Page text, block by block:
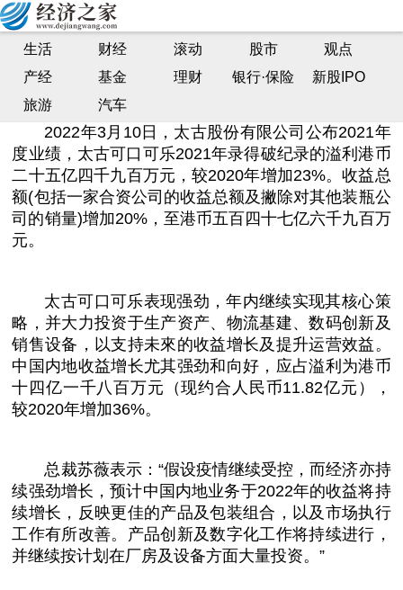
生活 财经 滚动 股市
观点
产经
基金 理财 银行·保险
新股IPO
旅游
汽车
太古可口可乐中国内地2021表现强劲和向好 总裁苏
薇：未来5年将继续加大在华投资
中国财经新闻网| 2022-03-11 14:47:57
2022年3月10日，太古股份有限公司公布2021年
度业绩，太古可口可乐2021年录得破纪录的溢利港币
二十五亿四千九百万元，较2020年增加23%。收益总
额(包括一家合资公司的收益总额及撇除对其他装瓶公
司的销量)增加20%，至港币五百四十七亿六千九百万
元。
太古可口可乐表现强劲，年内继续实现其核心策
略，并大力投资于生产资产、物流基建、数码创新及
销售设备，以支持未來的收益增长及提升运营效益。
中国 内地收益增长尤其强劲和向好，应占溢利为港币
十四亿一千八百万元（现约合人民币11.82亿元），
较2020年增加36%。
总裁苏薇表示：“假设疫情继续受控，而经济亦持
续强劲增长，预计中国 内地业务于2022年的收益将持
续增长，反映更佳的产品及包装组合，以及市场执行
工作有所改善。产品创新及数字化工作将持续进行，
并继续按计划在厂房及设备方面大量投资。”